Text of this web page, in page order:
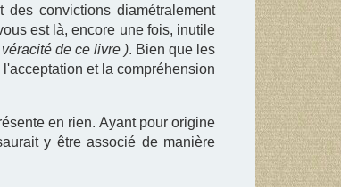
convictions diamétralement
est là, encore une fois, inutile
de ce livre ). Bien que les
et la compréhension
en rien. Ayant pour origine
y être associé de manière